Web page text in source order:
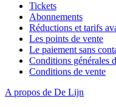
Tickets
Abonnements
Réductions et tarifs
Les points de vente
Le paiement sans
Conditions générales
Conditions de vente
A propos de De Lijn